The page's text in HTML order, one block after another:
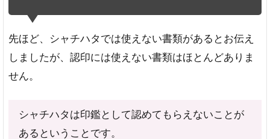
先ほど、シャチハタでは使えない書類があるとお伝え
しましたが、認印には使えない書類はほとんどありま
せん。
シャチハタは印鑑として認めてもらえないことが
あるということです。